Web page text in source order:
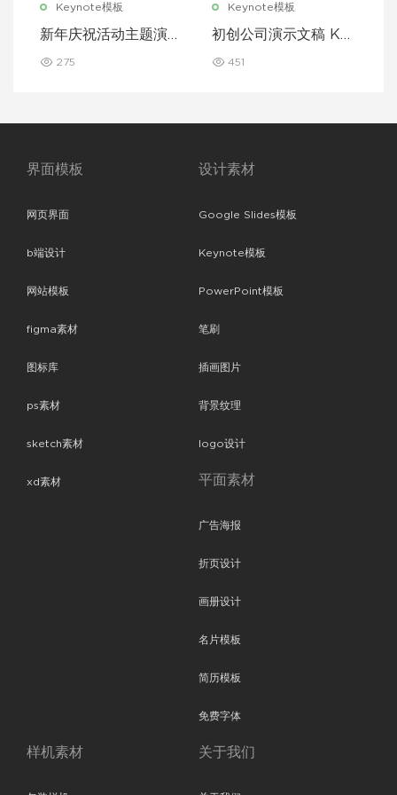
Keynote模板
新年庆祝活动主题演讲
275
Keynote模板
初创公司演示文稿 Key
451
界面模板
网页界面
b端设计
网站模板
figma素材
图标库
ps素材
sketch素材
xd素材
设计素材
Google Slides模板
Keynote模板
PowerPoint模板
笔刷
插画图片
背景纹理
logo设计
平面素材
广告海报
折页设计
画册设计
名片模板
简历模板
免费字体
样机素材 关于我们